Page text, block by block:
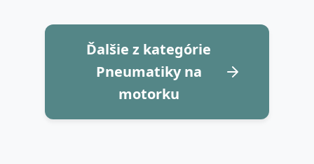
Ďalšie z kategórie
Pneumatiky na
motorku